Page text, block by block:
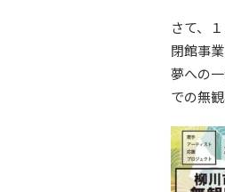
さて、
閉館事
夢への
での無